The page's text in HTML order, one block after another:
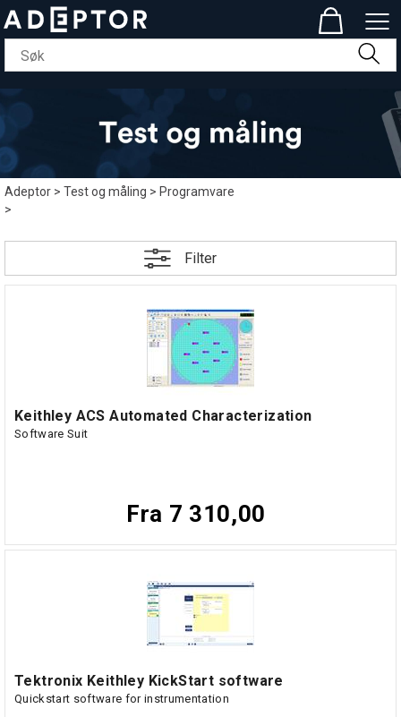
Adeptor>Test og måling>Programvare
>
Filter
Keithley ACS Automated Characterization
Software Suit
Fra 7 310,00
Tektronix Keithley KickStart software
Quickstart software for instrumentation